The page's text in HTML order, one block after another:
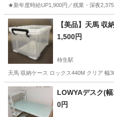
★新年度時給UP1,900円／残業・深夜
神奈川 藤沢市 その他
【美品】天馬
1,500円
柿生駅
天馬 収納ケース ロックス440M クリア 幅
神奈川 川崎市 収納家
LOWYAデスク(
0円